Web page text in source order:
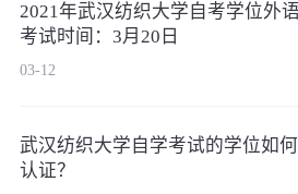
2021年武汉纺织大学自考学位外语
考试时间：3月20日
03-12
武汉纺织大学自学考试的学位如何
认证？